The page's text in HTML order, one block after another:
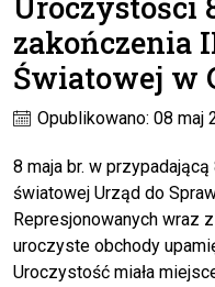
zakończenia
Światowej w
Opublikowano: 08 maj
8 maja br. w
światowej Urząd do
Represjonowanych wraz
uroczyste obchody
Uroczystość miała